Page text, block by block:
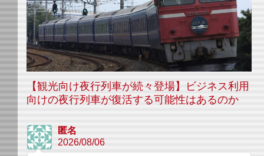
【観光向け夜行列車が続々登場】ビジネス利用
向けの夜行列車が復活する可能性はあるのか
匿名
2026/08/06